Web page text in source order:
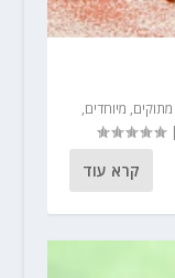
, מיוחדים,
קרא עוד